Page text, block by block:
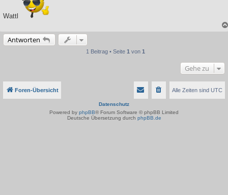
Wattl
Antworten
1 Beitrag • Seite 1 von 1
Gehe zu
Foren-Übersicht Alle Zeiten sind UTC
Datenschutz
Powered by phpBB® Forum Software © phpBB Limited
Deutsche Übersetzung durch phpBB.de